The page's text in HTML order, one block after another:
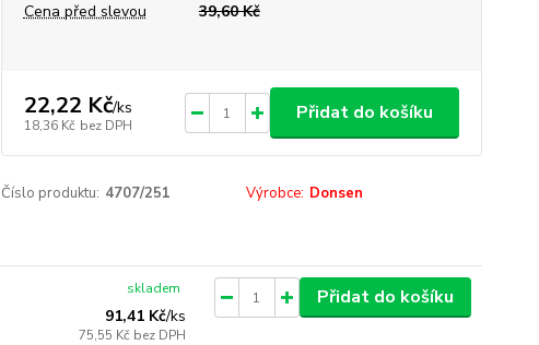
Cena před slevou
39,60 Kč
22,22 Kč/ks
18,36 Kč bez DPH
Přidat do košíku
Číslo produktu: 4707/251 Výrobce: Donsen
91,41 Kč/ks
75,55 Kč bez DPH
skladem Přidat do košíku